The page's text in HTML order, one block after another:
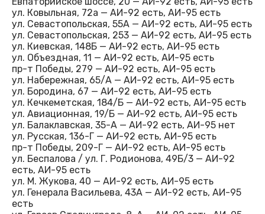
ул. Ковыльная, 72а — АИ-92 есть, АИ-95 есть
ул. Севастопольская, 55А — АИ-92 есть, АИ-95 есть
ул. Севастопольская, 253 — АИ-92 есть, АИ-95 есть
ул. Киевская, 148Б — АИ-92 есть, АИ-95 есть
ул. Объездная, 11 — АИ-92 есть, АИ-95 есть
пр-т Победы, 279 — АИ-92 есть, АИ-95 есть
ул. Набережная, 65/А — АИ-92 есть, АИ-95 есть
ул. Бородина, 67 — АИ-92 есть, АИ-95 есть
ул. Кечкеметская, 184/Б — АИ-92 есть, АИ-95 есть
ул. Авиационная, 19/Б — АИ-92 есть, АИ-95 есть
ул. Балаклавская, 35-А — АИ-92 есть, АИ-95 нет
ул. Русская, 136-Г — АИ-92 есть, АИ-95 есть
пр-т Победы, 209-Г — АИ-92 есть, АИ-95 есть
ул. Беспалова / ул. Г. Родионова, 49Б/3 — АИ-92
есть, АИ-95 есть
ул. М. Жукова, 40 — АИ-92 есть, АИ-95 есть
ул. Генерала Васильева, 43А — АИ-92 есть, АИ-95
есть